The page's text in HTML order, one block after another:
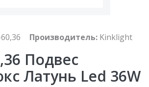
Производитель: Kinklight
Подвес
Латунь Led 36W